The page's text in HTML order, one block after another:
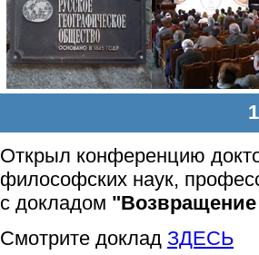
Открыл конференцию
философских наук,
с докладом "Возвращение
Смотрите доклад ЗДЕСЬ